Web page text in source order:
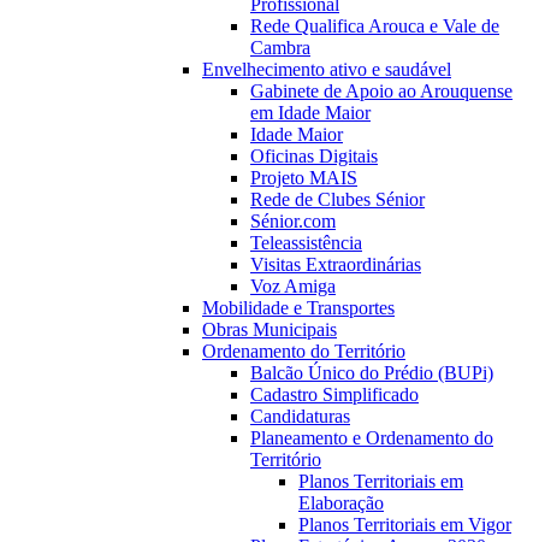
Rede Qualifica Arouca e Vale de
Cambra
Envelhecimento ativo e saudável
Gabinete de Apoio ao Arouquense
em Idade Maior
Idade Maior
Oficinas Digitais
Projeto MAIS
Rede de Clubes Sénior
Sénior.com
Teleassistência
Visitas Extraordinárias
Voz Amiga
Mobilidade e Transportes
Obras Municipais
Ordenamento do Território
Balcão Único do Prédio (BUPi)
Cadastro Simplificado
Candidaturas
Planeamento e Ordenamento do
Território
Planos Territoriais em
Elaboração
Planos Territoriais em Vigor